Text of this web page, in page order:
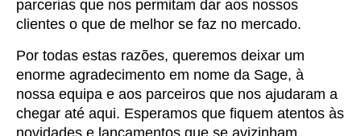
parcerias que nos permitam dar aos nossos
clientes o que de melhor se faz no mercado.
Por todas estas razões, queremos deixar um
enorme agradecimento em nome da Sage, à
nossa equipa e aos parceiros que nos ajudaram a
chegar até aqui. Esperamos que fiquem atentos às
novidades e lançamentos que se avizinham.